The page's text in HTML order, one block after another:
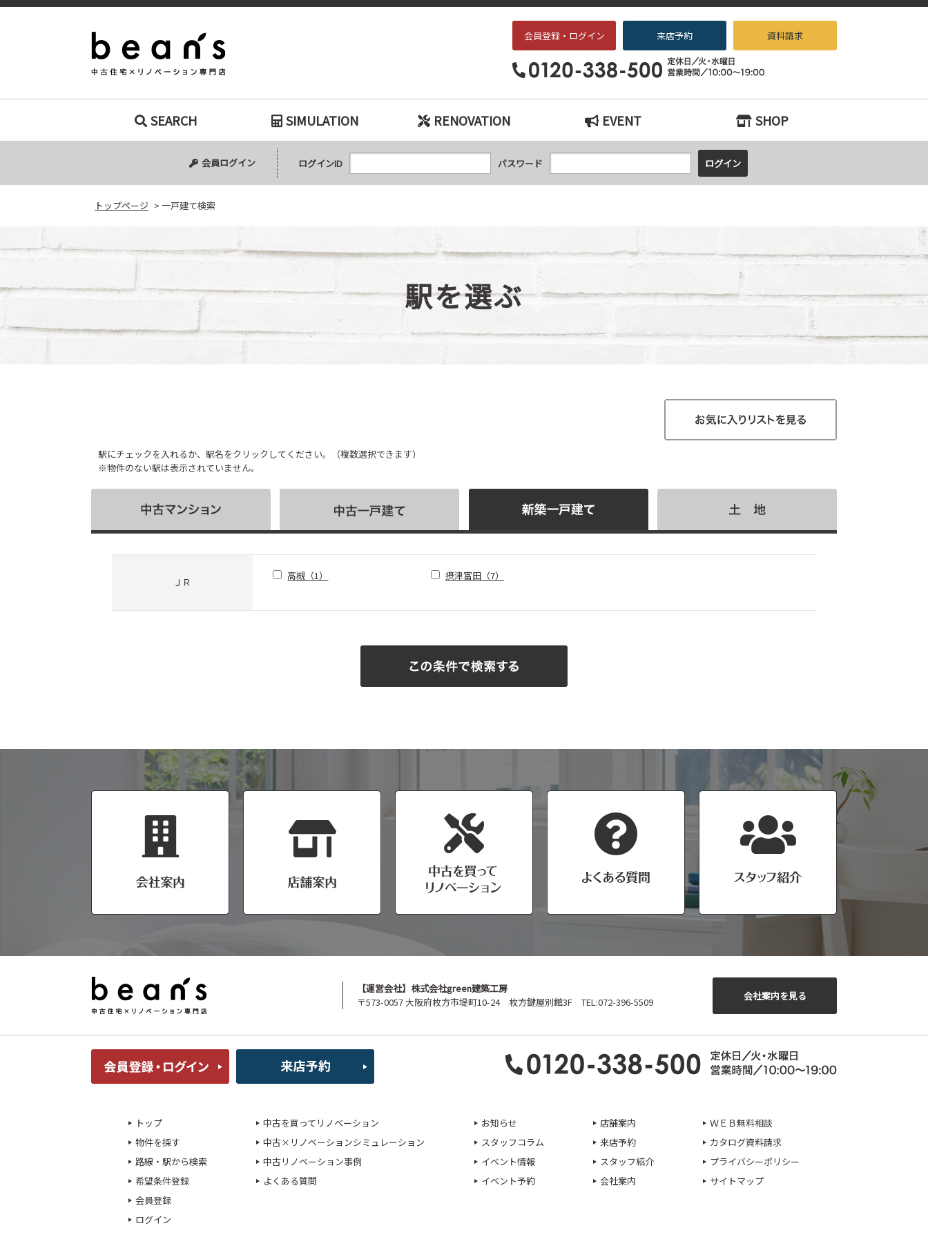
一戸建て検索｜枚方・交野エリアの中古戸建て、中古マンションをお探しなら、『中古住宅×リノベーション専門店beans』へお任せください！
会員登録・ログイン 来店予約 資料請求
SEARCH
中古マンション
中古一戸建て
新築一戸建て
土地
SIMULATION RENOVATION EVENT SHOP
会員ログイン ログインID パスワード
トップページ > 一戸建て検索
駅を選ぶ
駅にチェックを入れるか、駅名をクリックしてください。（複数選択できます）
※物件のない駅は表示されていません。
ＪＲ
高槻（1） 摂津富田（7）
【運営会社】株式会社green建築工房
〒573-0057 大阪府枚方市堤町10-24 枚方鍵屋別館3F TEL:072-396-5509
会社案内を見る
トップ
物件を探す
路線・駅から検索
希望条件登録
会員登録
ログイン
中古を買ってリノベーション
中古×リノベーションシミュレーション
中古リノベーション事例
よくある質問
お知らせ
スタッフコラム
イベント情報
イベント予約
店舗案内
来店予約
スタッフ紹介
会社案内
ＷＥＢ無料相談
カタログ資料請求
プライバシーポリシー
サイトマップ